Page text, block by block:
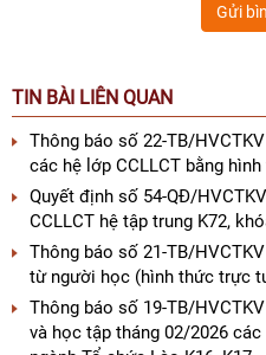
Gửi
TIN BÀI LIÊN QUAN
Thông báo số 22-TB/
các hệ lớp CCLLCT bằng
Quyết định số 54-QĐ/
CCLLCT hệ tập trung K72,
Thông báo số 21-TB/
từ người học (hình thức trực
Thông báo số 19-TB/
và học tập tháng 02/2026